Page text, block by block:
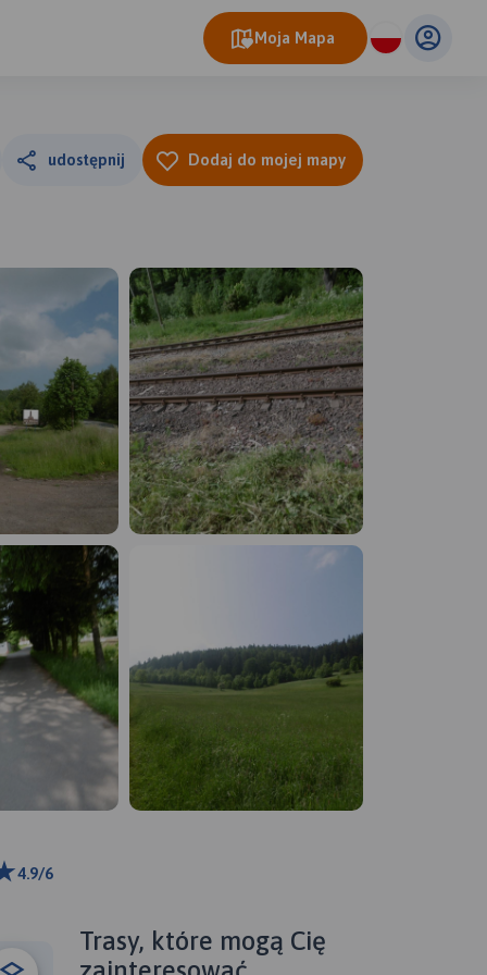
Moja Mapa
udostępnij Dodaj do mojej mapy
4.9/6
Trasy, które mogą Cię